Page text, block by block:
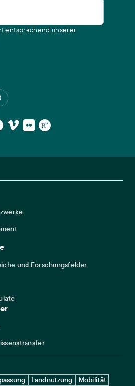
entsprechend unserer
und Forschungsfelder
Landnutzung Mobilität